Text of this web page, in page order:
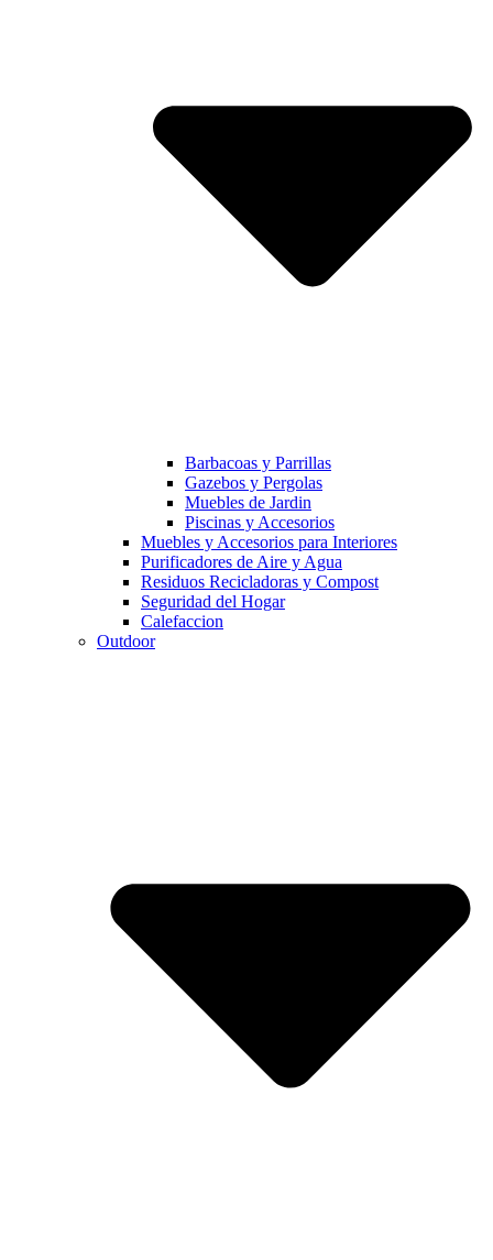
Barbacoas y Parrillas
Gazebos y Pergolas
Muebles de Jardin
Piscinas y Accesorios
Muebles y Accesorios para Interiores
Purificadores de Aire y Agua
Residuos Recicladoras y Compost
Seguridad del Hogar
Calefaccion
Outdoor